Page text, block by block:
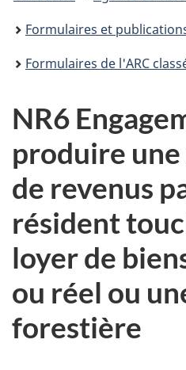
êtes
ici :
Formulaires et
Formulaires de l'ARC
NR6
produire
de revenus
résident
loyer de
ou réel ou
forestière